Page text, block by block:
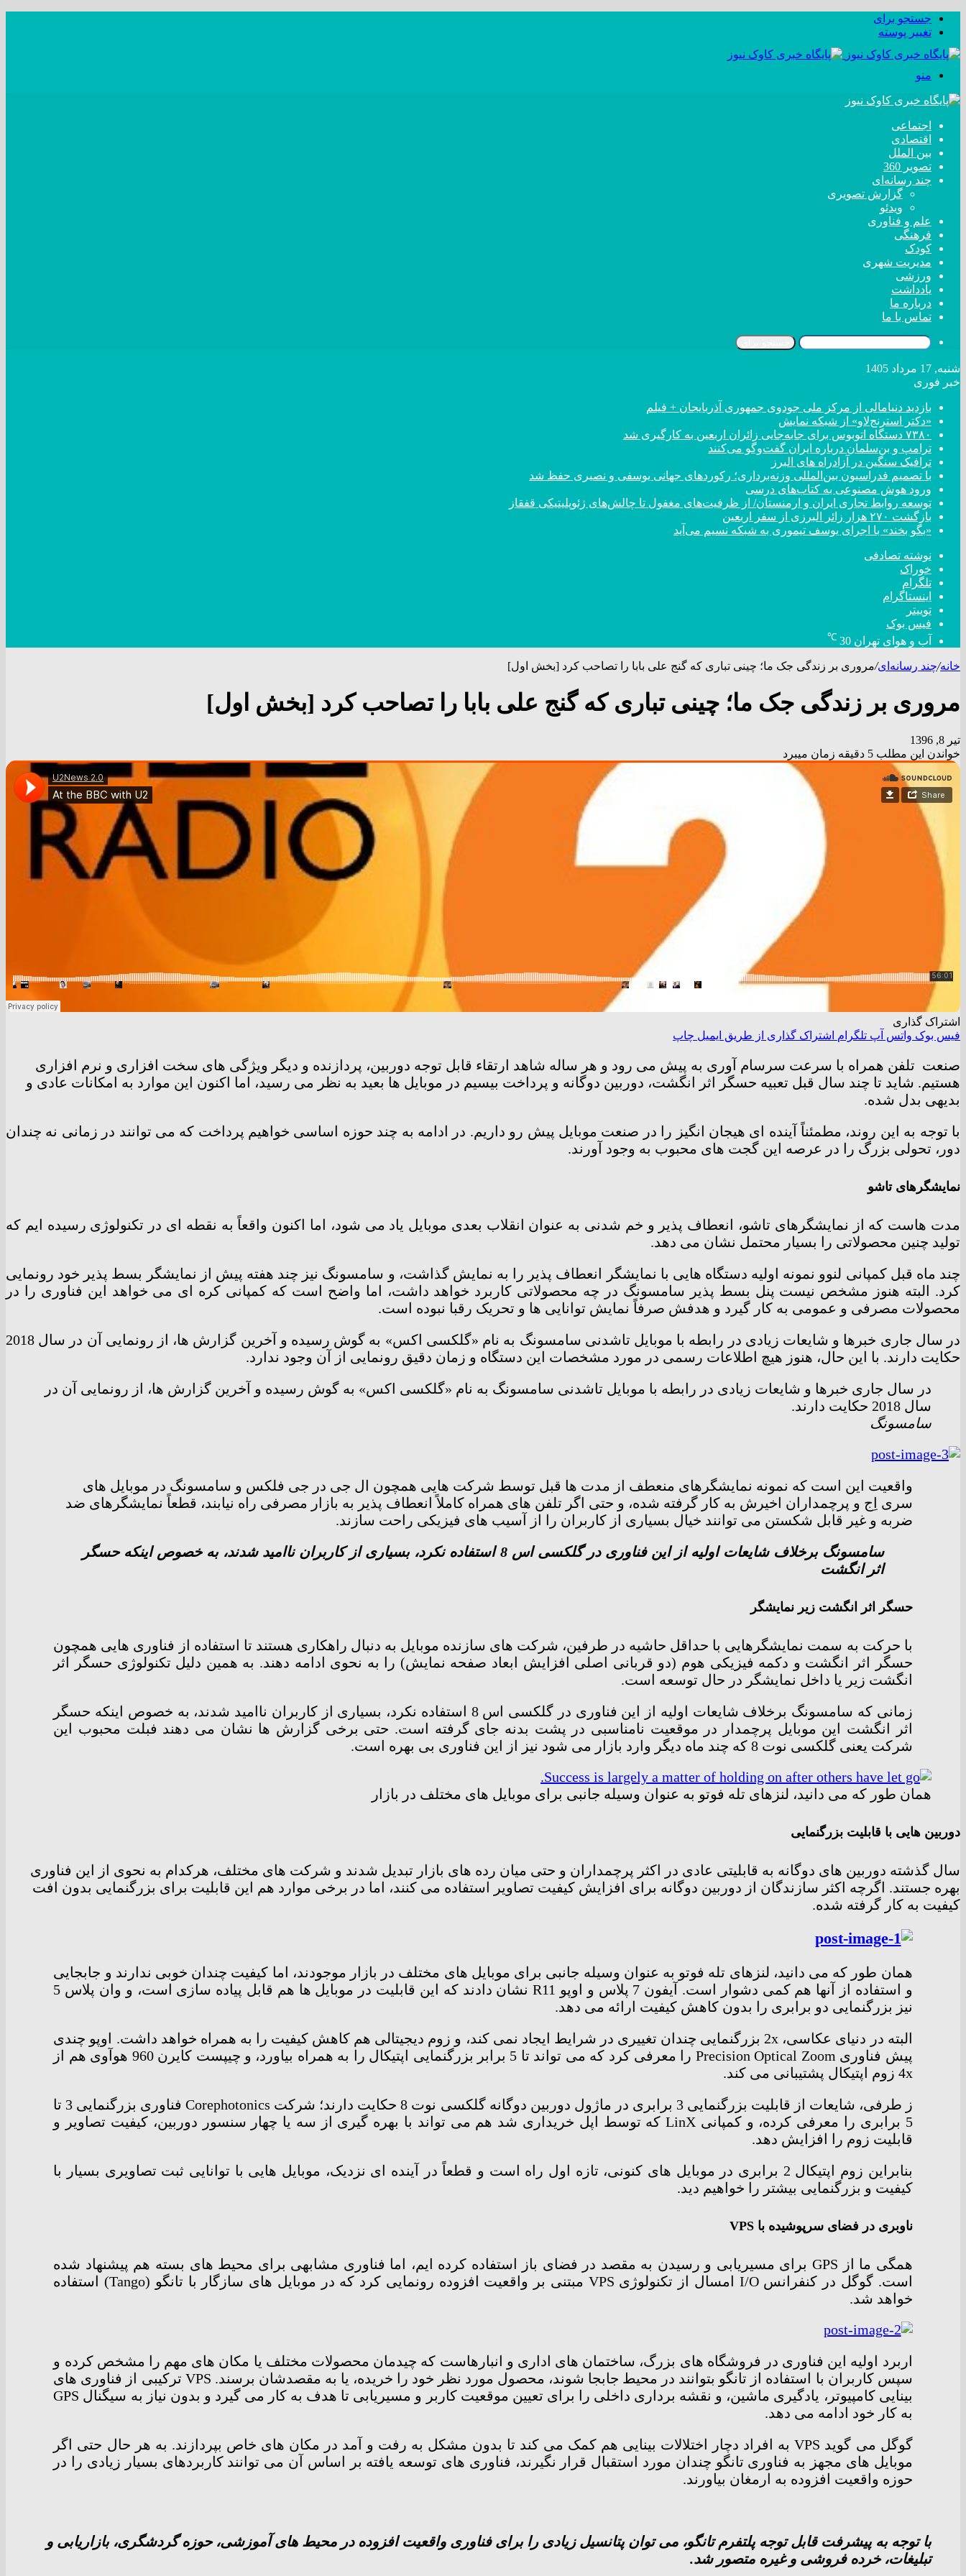
جستجو برای
تغییر پوسته
منو
اجتماعی
اقتصادی
بین الملل
تصویر 360
چند رسانه‌ای
گزارش تصویری
ویدئو
علم و فناوری
فرهنگی
کودک
مدیریت شهری
ورزشی
یادداشت
درباره ما
تماس با ما
شنبه, 17 مرداد 1405
خبر فوری
بازدید دنیامالی از مرکز ملی جودوی جمهوری آذربایجان + فیلم
«دکتر استرنج‌لاو» از شبکه نمایش
۷۳۸۰ دستگاه اتوبوس برای جابه‌جایی زائران اربعین به کارگیری شد
ترامپ و بن‌سلمان درباره ایران گفت‌و‌گو می‌کنند
ترافیک سنگین در آزادراه های البرز
با تصمیم فدراسیون بین‌المللی وزنه‌برداری؛ رکورد‌های جهانی یوسفی و نصیری حفظ شد
ورود هوش مصنوعی به کتاب‌های درسی
توسعه روابط تجاری ایران و ارمنستان/ از ظرفیت‌های مغفول تا چالش‌های ژئوپلیتیکی قفقاز
بازگشت ۲۷۰ هزار زائر البرزی از سفر اربعین
«بگو بخند» با اجرای یوسف تیموری به شبکه نسیم می‌آید
نوشته تصادفی
خوراک
تلگرام
اینستاگرام
توییتر
فیس بوک
آب و هوای تهران 30
℃
خانه/چند رسانه‌ای/مروری بر زندگی جک ما؛ چینی تباری که گنج علی بابا را تصاحب کرد [بخش اول]
مروری بر زندگی جک ما؛ چینی تباری که گنج علی بابا را تصاحب کرد [بخش اول]
تیر 8, 1396
خواندن این مطلب 5 دقیقه زمان میبرد
اشتراک گذاری
فیس بوک واتس آپ تلگرام اشتراک گذاری از طریق ایمیل چاپ
صنعت تلفن همراه با سرعت سرسام آوری به پیش می رود و هر ساله شاهد ارتقاء قابل توجه دوربین، پردازنده و دیگر ویژگی های سخت افزاری و نرم افزاری
هستیم. شاید تا چند سال قبل تعبیه حسگر اثر انگشت، دوربین دوگانه و پرداخت بیسیم در موبایل ها بعید به نظر می رسید، اما اکنون این موارد به امکانات عادی و
بدیهی بدل شده.
با توجه به این روند، مطمئناً آینده ای هیجان انگیز را در صنعت موبایل پیش رو داریم. در ادامه به چند حوزه اساسی خواهیم پرداخت که می توانند در زمانی نه چندان
دور، تحولی بزرگ را در عرصه این گجت های محبوب به وجود آورند.
نمایشگرهای تاشو
مدت هاست که از نمایشگرهای تاشو، انعطاف پذیر و خم شدنی به عنوان انقلاب بعدی موبایل یاد می شود، اما اکنون واقعاً به نقطه ای در تکنولوژی رسیده ایم که
تولید چنین محصولاتی را بسیار محتمل نشان می دهد.
چند ماه قبل کمپانی لنوو نمونه اولیه دستگاه هایی با نمایشگر انعطاف پذیر را به نمایش گذاشت، و سامسونگ نیز چند هفته پیش از نمایشگر بسط پذیر خود رونمایی
کرد. البته هنوز مشخص نیست پنل بسط پذیر سامسونگ در چه محصولاتی کاربرد خواهد داشت، اما واضح است که کمپانی کره ای می خواهد این فناوری را در
محصولات مصرفی و عمومی به کار گیرد و هدفش صرفاً نمایش توانایی ها و تحریک رقبا نبوده است.
در سال جاری خبرها و شایعات زیادی در رابطه با موبایل تاشدنی سامسونگ به نام «گلکسی اکس» به گوش رسیده و آخرین گزارش ها، از رونمایی آن در سال 2018
حکایت دارند. با این حال، هنوز هیچ اطلاعات رسمی در مورد مشخصات این دستگاه و زمان دقیق رونمایی از آن وجود ندارد.
در سال جاری خبرها و شایعات زیادی در رابطه با موبایل تاشدنی سامسونگ به نام «گلکسی اکس» به گوش رسیده و آخرین گزارش ها، از رونمایی آن در
سال 2018 حکایت دارند.
سامسونگ
واقعیت این است که نمونه نمایشگرهای منعطف از مدت ها قبل توسط شرکت هایی همچون ال جی در جی فلکس و سامسونگ در موبایل های
سری اِج و پرچمداران اخیرش به کار گرفته شده، و حتی اگر تلفن های همراه کاملاً انعطاف پذیر به بازار مصرفی راه نیابند، قطعاً نمایشگرهای ضد
ضربه و غیر قابل شکستن می توانند خیال بسیاری از کاربران را از آسیب های فیزیکی راحت سازند.
سامسونگ برخلاف شایعات اولیه از این فناوری در گلکسی اس 8 استفاده نکرد، بسیاری از کاربران ناامید شدند، به خصوص اینکه حسگر
اثر انگشت
حسگر اثر انگشت زیر نمایشگر
با حرکت به سمت نمایشگرهایی با حداقل حاشیه در طرفین، شرکت های سازنده موبایل به دنبال راهکاری هستند تا استفاده از فناوری هایی همچون
حسگر اثر انگشت و دکمه فیزیکی هوم (دو قربانی اصلی افزایش ابعاد صفحه نمایش) را به نحوی ادامه دهند. به همین دلیل تکنولوژی حسگر اثر
انگشت زیر یا داخل نمایشگر در حال توسعه است.
زمانی که سامسونگ برخلاف شایعات اولیه از این فناوری در گلکسی اس 8 استفاده نکرد، بسیاری از کاربران ناامید شدند، به خصوص اینکه حسگر
اثر انگشت این موبایل پرچمدار در موقعیت نامناسبی در پشت بدنه جای گرفته است. حتی برخی گزارش ها نشان می دهند فبلت محبوب این
شرکت یعنی گلکسی نوت 8 که چند ماه دیگر وارد بازار می شود نیز از این فناوری بی بهره است.
همان طور که می دانید، لنزهای تله فوتو به عنوان وسیله جانبی برای موبایل های مختلف در بازار
دوربین هایی با قابلیت بزرگنمایی
سال گذشته دوربین های دوگانه به قابلیتی عادی در اکثر پرچمداران و حتی میان رده های بازار تبدیل شدند و شرکت های مختلف، هرکدام به نحوی از این فناوری
بهره جستند. اگرچه اکثر سازندگان از دوربین دوگانه برای افزایش کیفیت تصاویر استفاده می کنند، اما در برخی موارد هم این قابلیت برای بزرگنمایی بدون افت
کیفیت به کار گرفته شده.
همان طور که می دانید، لنزهای تله فوتو به عنوان وسیله جانبی برای موبایل های مختلف در بازار موجودند، اما کیفیت چندان خوبی ندارند و جابجایی
و استفاده از آنها هم کمی دشوار است. آیفون 7 پلاس و اوپو R11 نشان دادند که این قابلیت در موبایل ها هم قابل پیاده سازی است، و وان پلاس 5
نیز بزرگنمایی دو برابری را بدون کاهش کیفیت ارائه می دهد.
البته در دنیای عکاسی، 2x بزرگنمایی چندان تغییری در شرایط ایجاد نمی کند، و زوم دیجیتالی هم کاهش کیفیت را به همراه خواهد داشت. اوپو چندی
پیش فناوری Precision Optical Zoom را معرفی کرد که می تواند تا 5 برابر بزرگنمایی اپتیکال را به همراه بیاورد، و چیپست کایرن 960 هوآوی هم از
4x زوم اپتیکال پشتیبانی می کند.
ز طرفی، شایعات از قابلیت بزرگنمایی 3 برابری در ماژول دوربین دوگانه گلکسی نوت 8 حکایت دارند؛ شرکت Corephotonics فناوری بزرگنمایی 3 تا
5 برابری را معرفی کرده، و کمپانی LinX که توسط اپل خریداری شد هم می تواند با بهره گیری از سه یا چهار سنسور دوربین، کیفیت تصاویر و
قابلیت زوم را افزایش دهد.
بنابراین زوم اپتیکال 2 برابری در موبایل های کنونی، تازه اول راه است و قطعاً در آینده ای نزدیک، موبایل هایی با توانایی ثبت تصاویری بسیار با
کیفیت و بزرگنمایی بیشتر را خواهیم دید.
ناوبری در فضای سرپوشیده با VPS
همگی ما از GPS برای مسیریابی و رسیدن به مقصد در فضای باز استفاده کرده ایم، اما فناوری مشابهی برای محیط های بسته هم پیشنهاد شده
است. گوگل در کنفرانس I/O امسال از تکنولوژی VPS مبتنی بر واقعیت افزوده رونمایی کرد که در موبایل های سازگار با تانگو (Tango) استفاده
خواهد شد.
اربرد اولیه این فناوری در فروشگاه های بزرگ، ساختمان های اداری و انبارهاست که چیدمان محصولات مختلف یا مکان های مهم را مشخص کرده و
سپس کاربران با استفاده از تانگو بتوانند در محیط جابجا شوند، محصول مورد نظر خود را خریده، یا به مقصدشان برسند. VPS ترکیبی از فناوری های
بینایی کامپیوتر، یادگیری ماشین، و نقشه برداری داخلی را برای تعیین موقعیت کاربر و مسیریابی تا هدف به کار می گیرد و بدون نیاز به سیگنال GPS
به کار خود ادامه می دهد.
گوگل می گوید VPS به افراد دچار اختلالات بینایی هم کمک می کند تا بدون مشکل به رفت و آمد در مکان های خاص بپردازند. به هر حال حتی اگر
موبایل های مجهز به فناوری تانگو چندان مورد استقبال قرار نگیرند، فناوری های توسعه یافته بر اساس آن می توانند کاربردهای بسیار زیادی را در
حوزه واقعیت افزوده به ارمغان بیاورند.
با توجه به پیشرفت قابل توجه پلتفرم تانگو، می توان پتانسیل زیادی را برای فناوری واقعیت افزوده در محیط های آموزشی، حوزه گردشگری، بازاریابی و
تبلیغات، خرده فروشی و غیره متصور شد.